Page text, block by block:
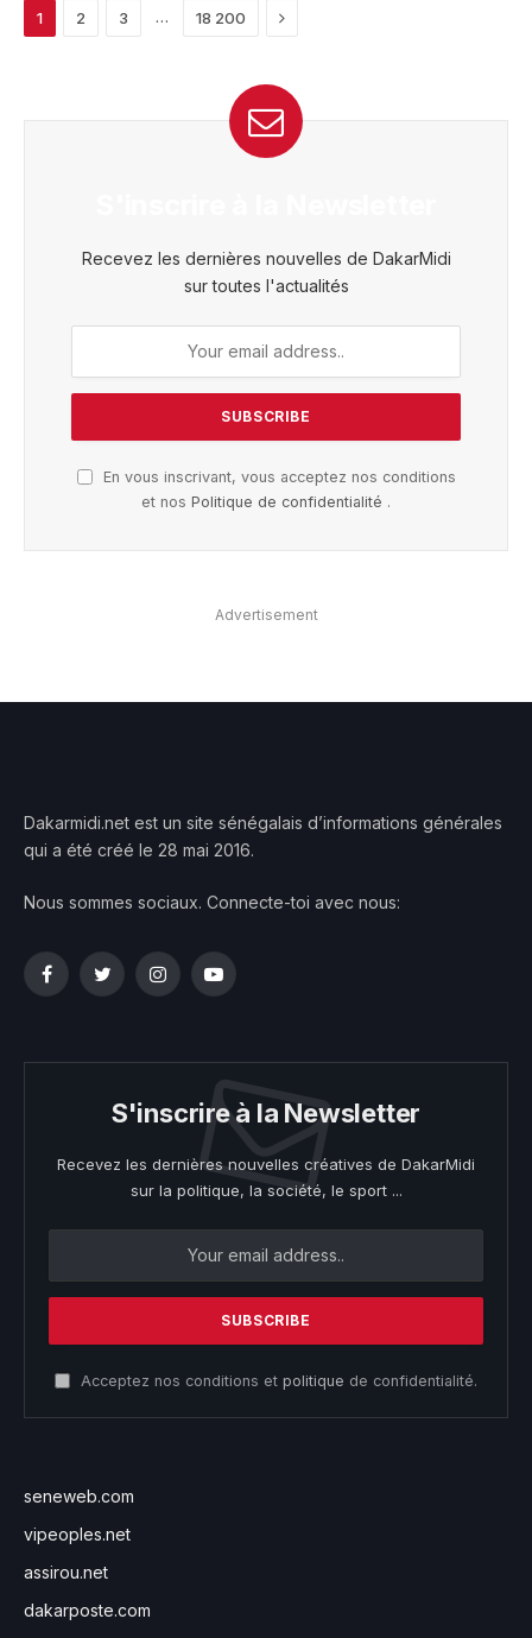
1 2 3 … 18 200 Next
Recevez les dernières nouvelles de DakarMidi
sur toutes l'actualités
En vous inscrivant, vous acceptez nos conditions
et nos Politique de confidentialité .
Advertisement
Dakarmidi.net est un site sénégalais d’informations générales
qui a été créé le 28 mai 2016.
Nous sommes sociaux. Connecte-toi avec nous:
FacebookTwitterInstagramYouTube
S'inscrire à la Newsletter
Recevez les dernières nouvelles créatives de DakarMidi
sur la politique, la société, le sport ...
Acceptez nos conditions et politique de confidentialité.
seneweb.com
vipeoples.net
assirou.net
dakarposte.com